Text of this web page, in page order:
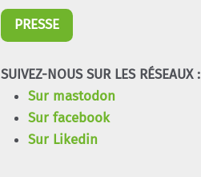
PRESSE
SUIVEZ-NOUS SUR LES RÉSEAUX :
Sur mastodon
Sur facebook
Sur Likedin